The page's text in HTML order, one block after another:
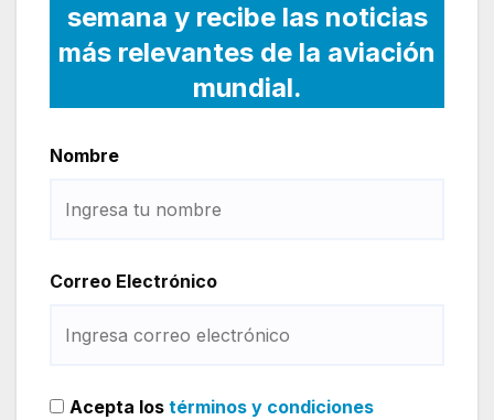
semana y recibe las noticias
más relevantes de la aviación
mundial.
Nombre
Correo Electrónico
Acepta los términos y condiciones